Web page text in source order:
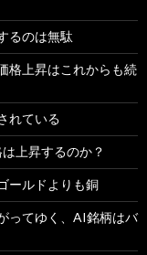
るのは無駄
格上昇はこれからも続
れている
上昇するのか？
ールドよりも銅
ってゆく、AI銘柄はバ